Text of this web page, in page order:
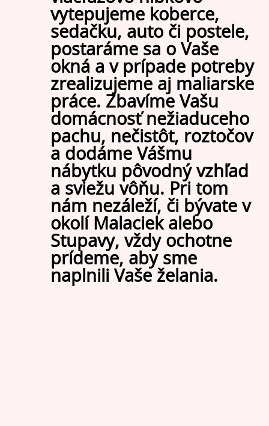
vytepujeme koberce,
sedačku, auto či postele,
postaráme sa o Vaše
okná a v prípade potreby
zrealizujeme aj maliarske
práce. Zbavíme Vašu
domácnosť nežiaduceho
pachu, nečistôt, roztočov
a dodáme Vášmu
nábytku pôvodný vzhľad
a sviežu vôňu. Pri tom
nám nezáleží, či bývate v
okolí Malaciek alebo
Stupavy, vždy ochotne
prídeme, aby sme
naplnili Vaše želania.